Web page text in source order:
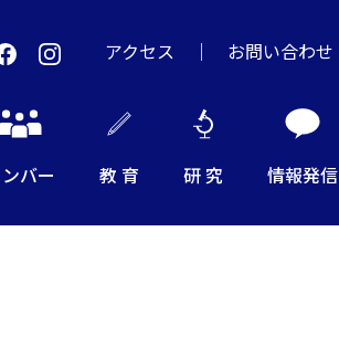
バー 教 育 研 究 情報発信
アクセス お問い合わせ